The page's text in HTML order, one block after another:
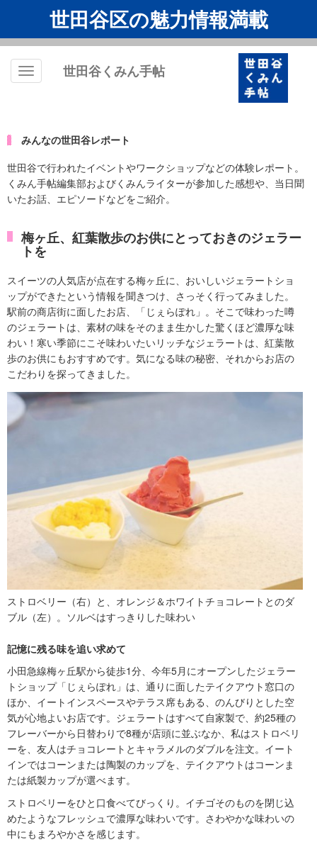
世田谷区の魅力情報満載
Toggle
世田谷くみん手帖
みんなの世田谷レポート
世田谷で行われたイベントやワークショップなどの体験レポート。
くみん手帖編集部およびくみんライターが参加した感想や、当日聞
いたお話、エピソードなどをご紹介。
梅ヶ丘、紅葉散歩のお供にとっておきのジェラー
トを
スイーツの人気店が点在する梅ヶ丘に、おいしいジェラートショ
ップができたという情報を聞きつけ、さっそく行ってみました。
駅前の商店街に面したお店、「じぇらぽれ」。そこで味わった噂
のジェラートは、素材の味をそのまま生かした驚くほど濃厚な味
わい！寒い季節にこそ味わいたいリッチなジェラートは、紅葉散
歩のお供にもおすすめです。気になる味の秘密、それからお店の
こだわりを探ってきました。
ストロベリー（右）と、オレンジ＆ホワイトチョコレートとのダ
ブル（左）。ソルベはすっきりした味わい
記憶に残る味を追い求めて
小田急線梅ヶ丘駅から徒歩1分、今年5月にオープンしたジェラー
トショップ「じぇらぽれ」は、通りに面したテイクアウト窓口の
ほか、イートインスペースやテラス席もある、のんびりとした空
気が心地よいお店です。ジェラートはすべて自家製で、約25種の
フレーバーから日替わりで8種が店頭に並ぶなか、私はストロベリ
ーを、友人はチョコレートとキャラメルのダブルを注文。イート
インではコーンまたは陶製のカップを、テイクアウトはコーンま
たは紙製カップが選べます。
ストロベリーをひと口食べてびっくり。イチゴそのものを閉じ込
めたようなフレッシュで濃厚な味わいです。さわやかな味わいの
中にもまろやかさを感じます。